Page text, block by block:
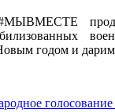
годом и